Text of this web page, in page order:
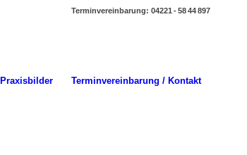
Terminvereinbarung: 04221 - 58 44 897
Praxisbilder Terminvereinbarung / Kontakt